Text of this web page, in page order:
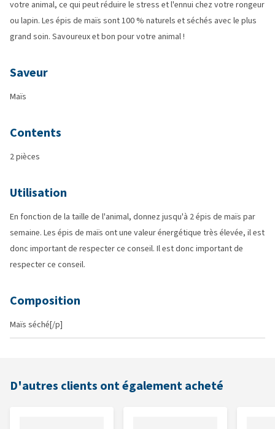
votre animal, ce qui peut réduire le stress et l'ennui chez votre rongeur
ou lapin. Les épis de maïs sont 100 % naturels et séchés avec le plus
grand soin. Savoureux et bon pour votre animal !
Saveur
Maïs
Contents
2 pièces
Utilisation
En fonction de la taille de l'animal, donnez jusqu'à 2 épis de maïs par
semaine. Les épis de maïs ont une valeur énergétique très élevée, il est
donc important de respecter ce conseil. Il est donc important de
respecter ce conseil.
Composition
Maïs séché[/p]
D'autres clients ont également acheté